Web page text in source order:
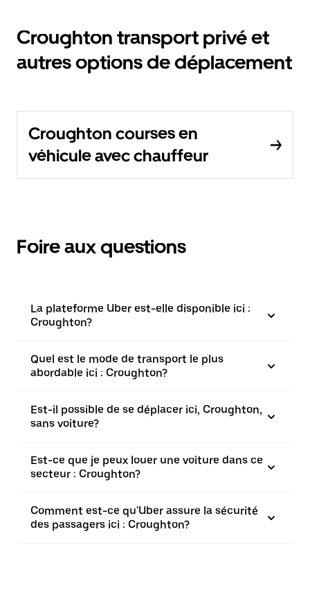
Croughton transport privé et
autres options de déplacement
Croughton courses en
véhicule avec chauffeur
Foire aux questions
La plateforme Uber est-elle disponible ici :
Croughton?
Quel est le mode de transport le plus
abordable ici : Croughton?
Est-il possible de se déplacer ici, Croughton,
sans voiture?
Est-ce que je peux louer une voiture dans ce
secteur : Croughton?
Comment est-ce qu'Uber assure la sécurité
des passagers ici : Croughton?